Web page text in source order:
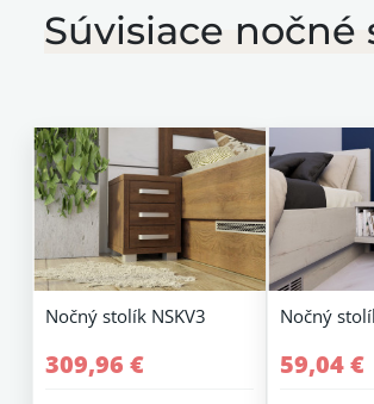
Súvisiace nočné
Nočný stolík NSKV3
309,96 €
Nočný
59,04 €